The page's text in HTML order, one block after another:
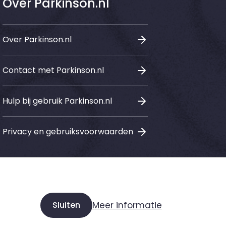
Over Parkinson.nl
Contact met Parkinson.nl
Hulp bij gebruik Parkinson.nl
Privacy en gebruiksvoorwaarden
Instagram
Facebook
Youtube
Sluiten Meer informatie